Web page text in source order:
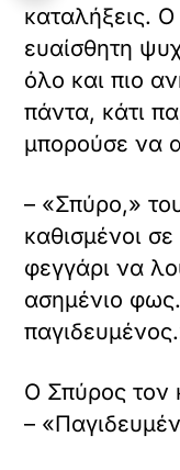
καταλήξεις.
ευαίσθητη
όλο και πιο
πάντα, κάτι
μπορούσε να
– «Σπύρο,»
καθισμένοι
φεγγάρι να
ασημένιο
Ο Σπύρος τον
–